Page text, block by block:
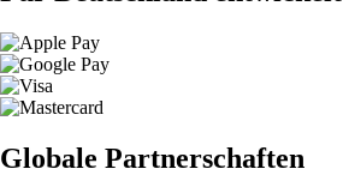
Globale Partnerschaften